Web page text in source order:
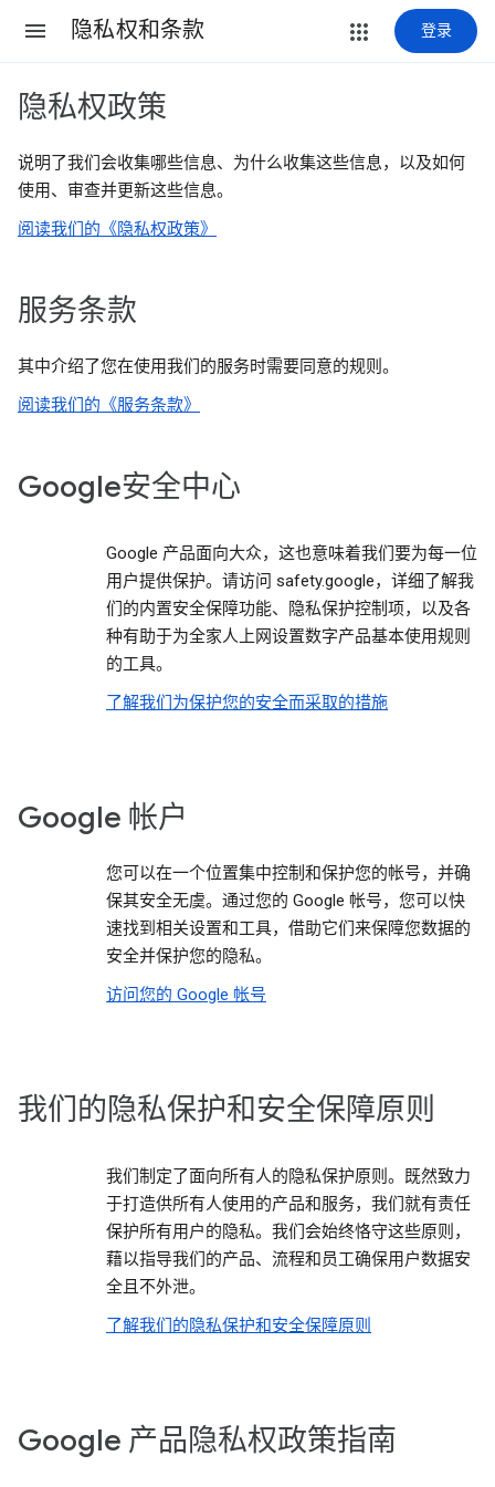
隐私权和条款 登录
隐私权政策
说明了我们会收集哪些信息、为什么收集这些信息，以及如何
使用、审查并更新这些信息。
阅读我们的《隐私权政策》
服务条款
其中介绍了您在使用我们的服务时需要同意的规则。
阅读我们的《服务条款》
Google安全中心
Google 产品面向大众，这也意味着我们要为每一位
用户提供保护。请访问 safety.google，详细了解我
们的内置安全保障功能、隐私保护控制项，以及各
种有助于为全家人上网设置数字产品基本使用规则
的工具。
了解我们为保护您的安全而采取的措施
Google 帐户
您可以在一个位置集中控制和保护您的帐号，并确
保其安全无虞。通过您的 Google 帐号，您可以快
速找到相关设置和工具，借助它们来保障您数据的
安全并保护您的隐私。
访问您的 Google 帐号
我们的隐私保护和安全保障原则
我们制定了面向所有人的隐私保护原则。既然致力
于打造供所有人使用的产品和服务，我们就有责任
保护所有用户的隐私。我们会始终恪守这些原则，
藉以指导我们的产品、流程和员工确保用户数据安
全且不外泄。
了解我们的隐私保护和安全保障原则
Google 产品隐私权政策指南